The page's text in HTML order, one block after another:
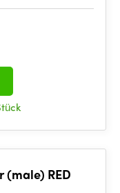
(male) RED